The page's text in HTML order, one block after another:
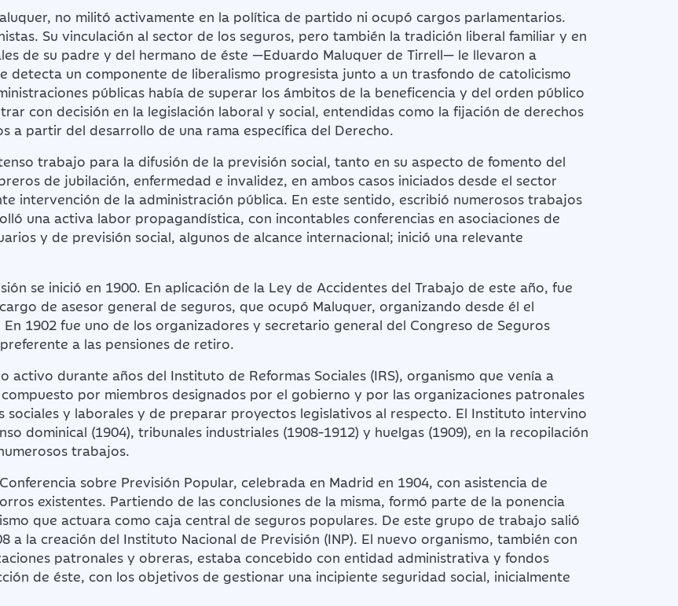
no militó activamente en la política de partido ni ocupó cargos parlamentarios.
Su vinculación al sector de los seguros, pero también la tradición liberal familiar y en
de su padre y del hermano de éste —Eduardo Maluquer de Tirrell— le llevaron a
detecta un componente de liberalismo progresista junto a un trasfondo de catolicismo
públicas había de superar los ámbitos de la beneficencia y del orden público
con decisión en la legislación laboral y social, entendidas como la fijación de derechos
a partir del desarrollo de una rama específica del Derecho.
trabajo para la difusión de la previsión social, tanto en su aspecto de fomento del
de jubilación, enfermedad e invalidez, en ambos casos iniciados desde el sector
intervención de la administración pública. En este sentido, escribió numerosos trabajos
una activa labor propagandística, con incontables conferencias en asociaciones de
y de previsión social, algunos de alcance internacional; inició una relevante
se inició en 1900. En aplicación de la Ley de Accidentes del Trabajo de este año, fue
de asesor general de seguros, que ocupó Maluquer, organizando desde él el
1902 fue uno de los organizadores y secretario general del Congreso de Seguros
a las pensiones de retiro.
activo durante años del Instituto de Reformas Sociales (IRS), organismo que venía a
por miembros designados por el gobierno y por las organizaciones patronales
sociales y laborales y de preparar proyectos legislativos al respecto. El Instituto intervino
dominical (1904), tribunales industriales (1908-1912) y huelgas (1909), en la recopilación
trabajos.
sobre Previsión Popular, celebrada en Madrid en 1904, con asistencia de
existentes. Partiendo de las conclusiones de la misma, formó parte de la ponencia
que actuara como caja central de seguros populares. De este grupo de trabajo salió
a la creación del Instituto Nacional de Previsión (INP). El nuevo organismo, también con
patronales y obreras, estaba concebido con entidad administrativa y fondos
de éste, con los objetivos de gestionar una incipiente seguridad social, inicialmente